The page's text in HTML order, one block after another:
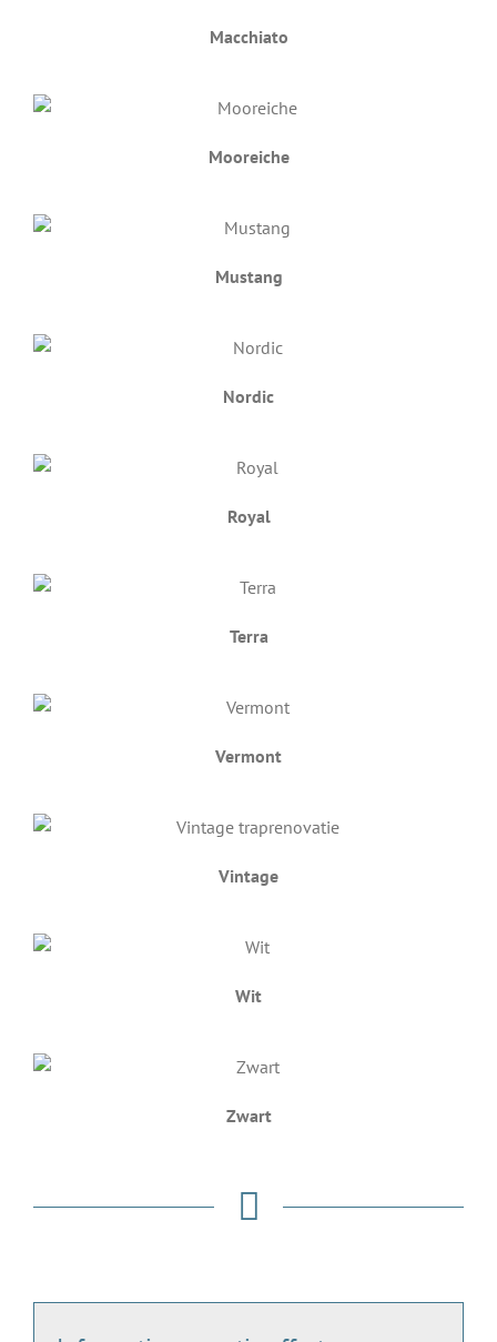
Macchiato
Mooreiche
Mustang
Nordic
Royal
Terra
Vermont
Vintage
Wit
Zwart